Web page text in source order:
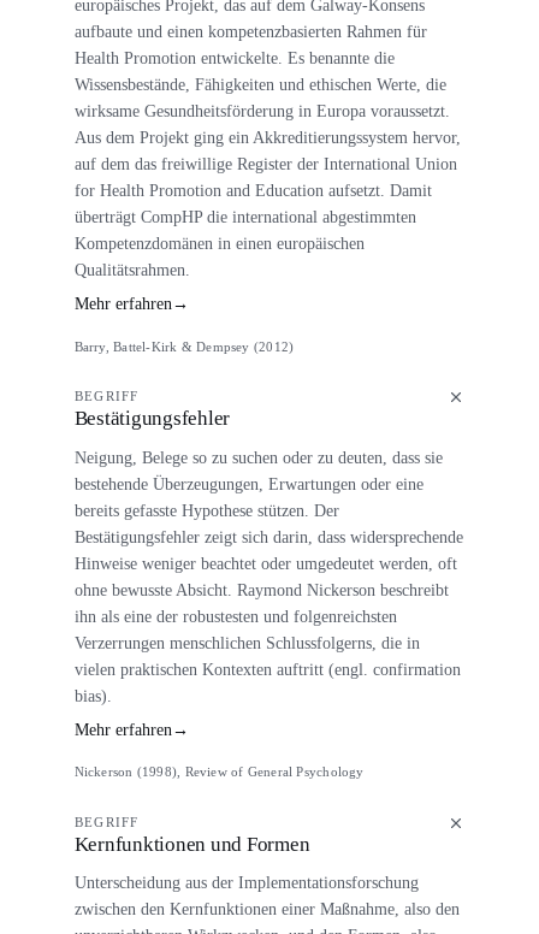
europäisches Projekt, das auf dem Galway-Konsens
aufbaute und einen kompetenzbasierten Rahmen für
Health Promotion entwickelte. Es benannte die
Wissensbestände, Fähigkeiten und ethischen Werte, die
wirksame Gesundheitsförderung in Europa voraussetzt.
Aus dem Projekt ging ein Akkreditierungssystem hervor,
auf dem das freiwillige Register der International Union
for Health Promotion and Education aufsetzt. Damit
überträgt CompHP die international abgestimmten
Kompetenzdomänen in einen europäischen
Qualitätsrahmen.
Mehr erfahren→
Barry, Battel-Kirk & Dempsey (2012)
BEGRIFF
Bestätigungsfehler
Neigung, Belege so zu suchen oder zu deuten, dass sie
bestehende Überzeugungen, Erwartungen oder eine
bereits gefasste Hypothese stützen. Der
Bestätigungsfehler zeigt sich darin, dass widersprechende
Hinweise weniger beachtet oder umgedeutet werden, oft
ohne bewusste Absicht. Raymond Nickerson beschreibt
ihn als eine der robustesten und folgenreichsten
Verzerrungen menschlichen Schlussfolgerns, die in
vielen praktischen Kontexten auftritt (engl. confirmation
bias).
Mehr erfahren→
Nickerson (1998), Review of General Psychology
BEGRIFF
Kernfunktionen und Formen
Unterscheidung aus der Implementationsforschung
zwischen den Kernfunktionen einer Maßnahme, also den